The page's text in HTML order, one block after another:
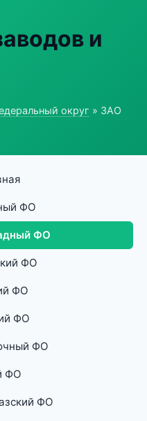
и
округ » ЗАО
ФО
ФО
ФО
ФО
ФО
ФО
ФО
ФО